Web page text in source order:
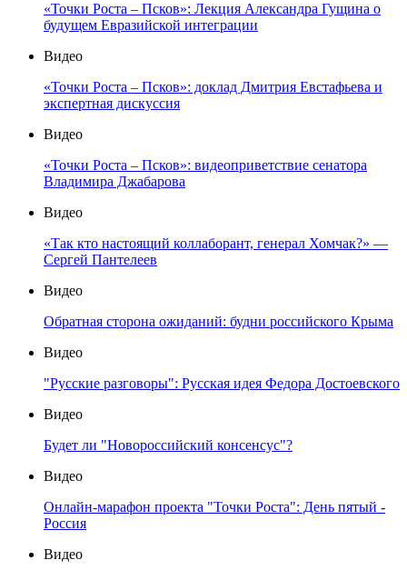
«Точки Роста – Псков»: Лекция Александра Гущина о
будущем Евразийской интеграции
Видео
«Точки Роста – Псков»: доклад Дмитрия Евстафьева и
экспертная дискуссия
Видео
«Точки Роста – Псков»: видеоприветствие сенатора
Владимира Джабарова
Видео
«Так кто настоящий коллаборант, генерал Хомчак?» —
Сергей Пантелеев
Видео
Обратная сторона ожиданий: будни российского Крыма
Видео
"Русские разговоры": Русская идея Федора Достоевского
Видео
Будет ли "Новороссийский консенсус"?
Видео
Онлайн-марафон проекта "Точки Роста": День пятый -
Россия
Видео